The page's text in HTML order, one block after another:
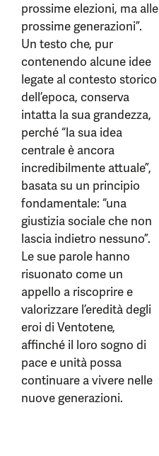
prossime elezioni, ma alle
prossime generazioni”.
Un testo che, pur
contenendo alcune idee
legate al contesto storico
dell’epoca, conserva
intatta la sua grandezza,
perché “la sua idea
centrale è ancora
incredibilmente attuale”,
basata su un principio
fondamentale: “una
giustizia sociale che non
lascia indietro nessuno”.
Le sue parole hanno
risuonato come un
appello a riscoprire e
valorizzare l’eredità degli
eroi di Ventotene,
affinché il loro sogno di
pace e unità possa
continuare a vivere nelle
nuove generazioni.